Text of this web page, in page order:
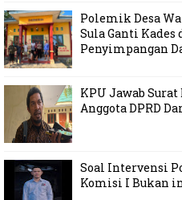
Polemik Desa
Sula Ganti Kades
Penyimpangan
KPU Jawab Surat
Anggota DPRD
Soal Intervensi
Komisi I Bukan